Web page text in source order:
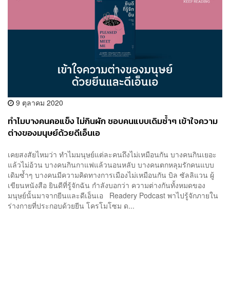
9 ตุลาคม 2020
ทำไมบางคนคอแข็ง ไม่กินผัก ชอบคนแบบเดิมซ้ำๆ เข้าใจความ
ต่างของมนุษย์ด้วยดีเอ็นเอ
เคยสงสัยไหมว่า ทำไมมนุษย์แต่ละคนถึงไม่เหมือนกัน บางคนกินเยอะ
แล้วไม่อ้วน บางคนกินกาแฟแล้วนอนหลับ บางคนตกหลุมรักคนแบบ
เดิมซ้ำๆ บางคนมีความคิดทางการเมืองไม่เหมือนกัน บิล ซัลลิแวน ผู้
เขียนหนังสือ ยินดีที่รู้จักฉัน กำลังบอกว่า ความต่างกันทั้งหมดของ
มนุษย์นั้นมาจากยีนและดีเอ็นเอ Readery Podcast พาไปรู้จักภายใน
ร่างกายที่ประกอบด้วยยีน โครโมโซม ด...